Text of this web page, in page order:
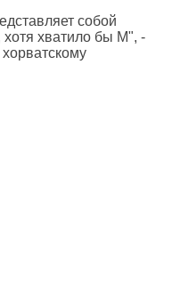
собой
хотя хватило бы M", -